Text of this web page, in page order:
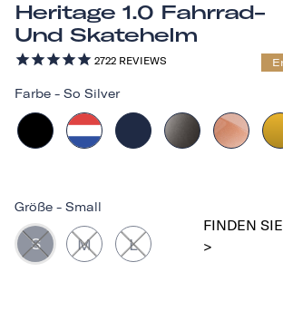
Heritage 1.0 Fahrrad-
Und Skatehelm
2722 REVIEWS
Farbe - So Silver
Größe - Small
S M L
FINDEN SIE